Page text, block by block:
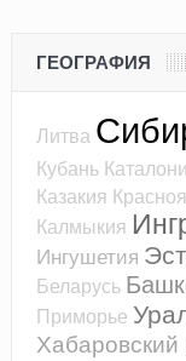
ГЕОГРАФИЯ
Литва
Кубань
Казакия
Калмыкия
Ингушетия
Беларусь
Приморье
Хабаровский